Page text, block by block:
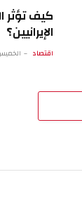
كيف تؤثر
الإيرانيين؟
اقتصاد الخميس 07 مايو